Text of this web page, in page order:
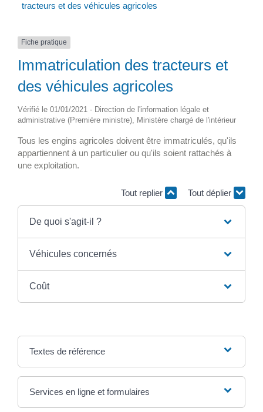
tracteurs et des véhicules agricoles
Fiche pratique
Immatriculation des tracteurs et
des véhicules agricoles
Vérifié le 01/01/2021 - Direction de l'information légale et
administrative (Première ministre), Ministère chargé de l'intérieur
Tous les engins agricoles doivent être immatriculés, qu'ils
appartiennent à un particulier ou qu'ils soient rattachés à
une exploitation.
Tout replier Tout déplier
De quoi s'agit-il ?
Véhicules concernés
Coût
Textes de référence
Services en ligne et formulaires